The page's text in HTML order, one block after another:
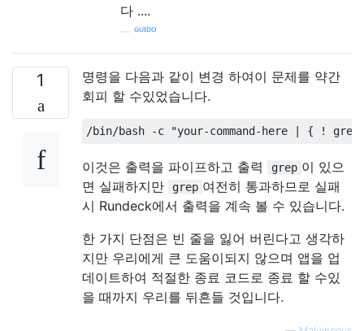
다 ....
ᴳᵁᴵᴰᴼ
1
명령을 다음과 같이 변경 하여이 문제를 약간
회피 할 수있었습니다.
이것은 출력을 파이프하고 출력 grep 이 있으
면 실패하지만
grep 여전히 통과하므로 실패
시 Rundeck에서 출력을 계속 볼 수 있습니다.
한 가지 단점은 빈 줄을 잃어 버린다고 생각하
지만 우리에게 큰 도움이되지 않으며 앱을 업
데이트하여 적절한 종료 코드로 종료 할 수있
을 때까지 우리를 뒤흔들 것입니다.